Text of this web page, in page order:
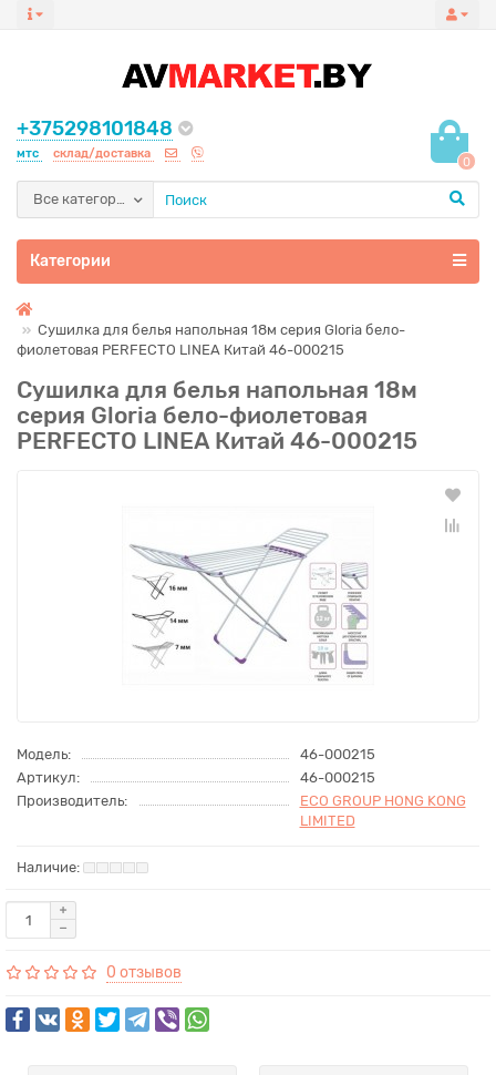
+375298101848
мтс склад/доставка
0
Все категории
Категории
Сушилка для белья напольная 18м серия Gloria бело-
фиолетовая PERFECTO LINEA Китай 46-000215
Сушилка для белья напольная 18м
серия Gloria бело-фиолетовая
PERFECTO LINEA Китай 46-000215
Модель:
46-000215
Артикул:
46-000215
Производитель:
ECO GROUP HONG KONG
LIMITED
0 отзывов